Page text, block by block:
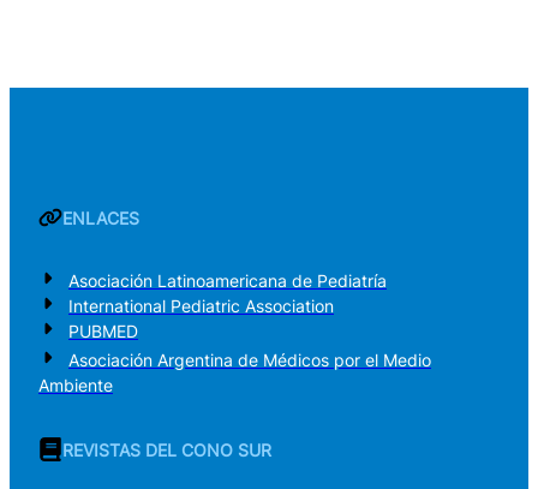
ENLACES
Asociación Latinoamericana de Pediatría
International Pediatric Association
PUBMED
Asociación Argentina de Médicos por el Medio
Ambiente
REVISTAS DEL CONO SUR